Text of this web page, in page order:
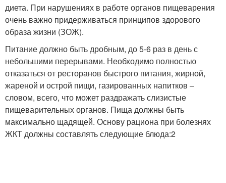
диета. При нарушениях в работе органов пищеварения
очень важно придерживаться принципов здорового
образа жизни (ЗОЖ).
Питание должно быть дробным, до 5-6 раз в день с
небольшими перерывами. Необходимо полностью
отказаться от ресторанов быстрого питания, жирной,
жареной и острой пищи, газированных напитков –
словом, всего, что может раздражать слизистые
пищеварительных органов. Пища должны быть
максимально щадящей. Основу рациона при болезнях
ЖКТ должны составлять следующие блюда:2